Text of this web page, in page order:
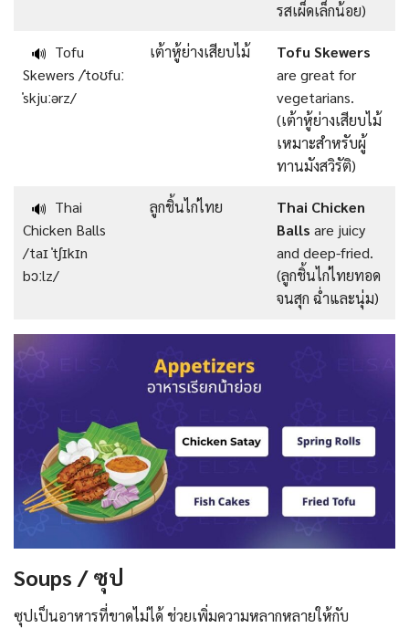
รสเผ็ดเล็กน้อย)
🔊 Tofu
Skewers /ˈtoʊfuː
ˈskjuːərz/
เต้าหู้ย่างเสียบไม้
Tofu Skewers
are great for
vegetarians.
(เต้าหู้ย่างเสียบไม้
เหมาะสำหรับผู้
ทานมังสวิรัติ)
🔊 Thai
Chicken Balls
/taɪ ˈtʃɪkɪn
bɔːlz/
ลูกชิ้นไก่ไทย
Thai Chicken
Balls are juicy
and deep-fried.
(ลูกชิ้นไก่ไทยทอด
จนสุก ฉ่ำและนุ่ม)
Soups / ซุป
ซุปเป็นอาหารที่ขาดไม่ได้ ช่วยเพิ่มความหลากหลายให้กับ